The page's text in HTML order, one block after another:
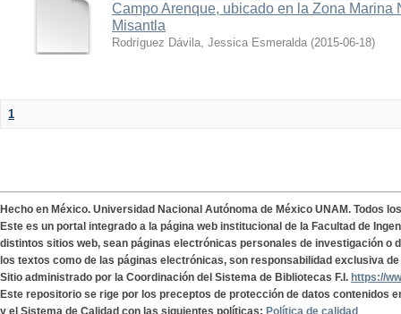
Campo Arenque, ubicado en la Zona Marina
Misantla
Rodríguez Dávila, Jessica Esmeralda (2015-06-18)
1
Hecho en México. Universidad Nacional Autónoma de México UNAM. Todos
Este es un portal integrado a la página web institucional de la Facultad de
distintos sitios web, sean páginas electrónicas personales de investigación o
los textos como de las páginas electrónicas, son responsabilidad exclusiva
Sitio administrado por la Coordinación del Sistema de Bibliotecas F.I. https://
Este repositorio se rige por los preceptos de protección de datos contenidos
y el Sistema de Calidad con las siguientes políticas: Política de calidad